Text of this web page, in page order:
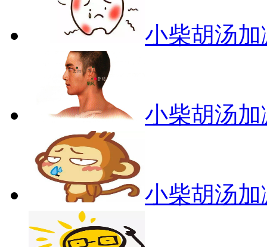
小柴胡汤
小柴胡汤
小柴胡汤